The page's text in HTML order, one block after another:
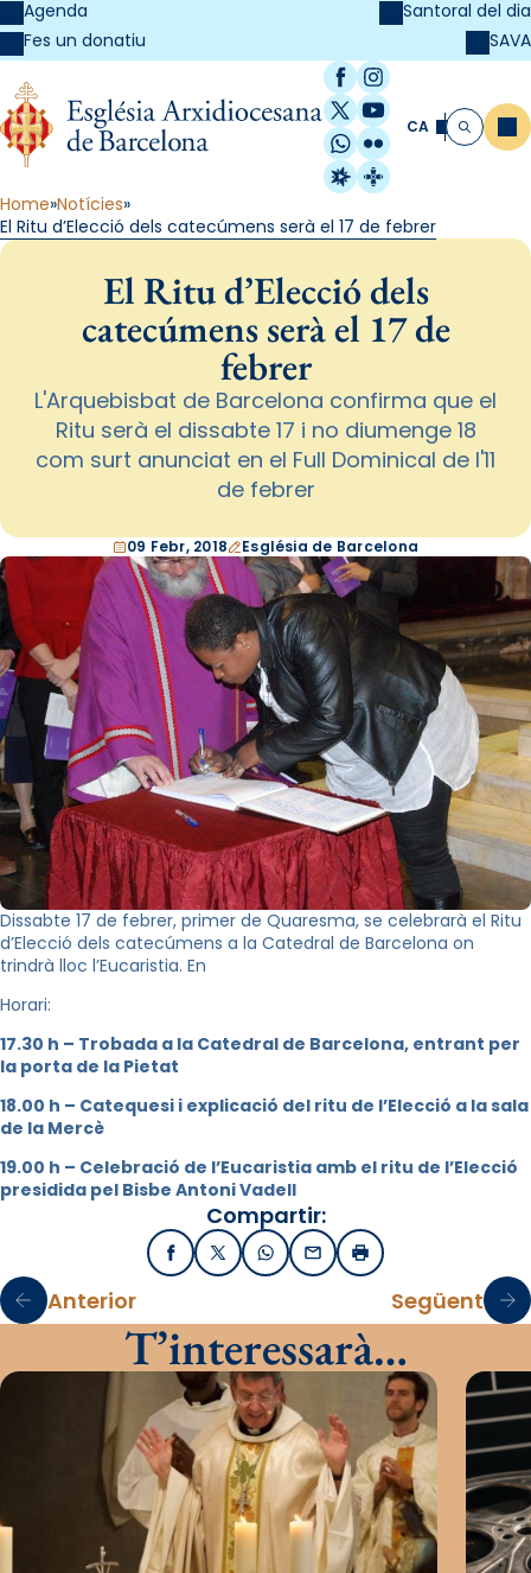
Agenda
Fes un donatiu
Santoral del dia
SAVA
Facebook
Instagram
X / Twitter
YouTube
WhatsApp
Flickr
Radio Estel
Catalunya
CA Cerca
Home Notícies
El Ritu d’Elecció dels catecúmens serà el 17 de febrer
El Ritu d’Elecció dels
catecúmens serà el 17 de
febrer
L'Arquebisbat de Barcelona confirma que el
Ritu serà el dissabte 17 i no diumenge 18
com surt anunciat en el Full Dominical de l'11
de febrer
09 Febr, 2018 Església de Barcelona
Dissabte 17 de febrer, primer de Quaresma, se celebrarà el Ritu
d’Elecció dels catecúmens a la Catedral de Barcelona on
trindrà lloc l’Eucaristia. En
Horari:
17.30 h – Trobada a la Catedral de Barcelona, entrant per
la porta de la Pietat
18.00 h – Catequesi i explicació del ritu de l’Elecció a la sala
de la Mercè
19.00 h – Celebració de l’Eucaristia amb el ritu de l’Elecció
presidida pel Bisbe Antoni Vadell
Compartir:
FacebookX / TwitterWhatsApp
EmailImprimir
Anterior Següent
T’interessarà…